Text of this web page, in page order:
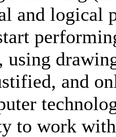
and logical
using
and
to work